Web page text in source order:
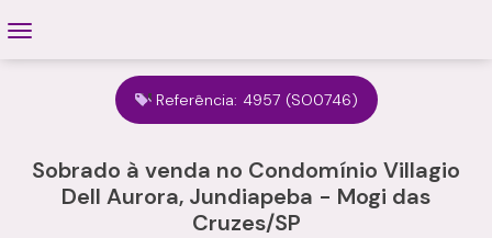
Referência: 4957 (SO0746)
Sobrado à venda no Condomínio Villagio
Dell Aurora, Jundiapeba - Mogi das
Cruzes/SP